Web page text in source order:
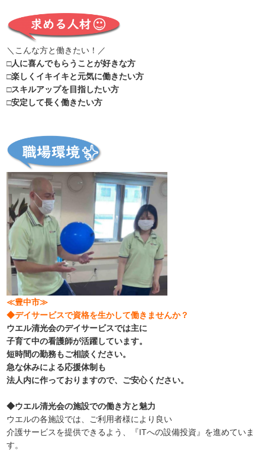
＼こんな方と働きたい！／
□人に喜んでもらうことが好きな方
□楽しくイキイキと元気に働きたい方
□スキルアップを目指したい方
□安定して長く働きたい方
≪豊中市≫
◆デイサービスで資格を生かして働きませんか？
ウエル清光会のデイサービスでは主に
子育て中の看護師が活躍しています。
短時間の勤務もご相談ください。
急な休みによる応援体制も
法人内に作っておりますので、ご安心ください。
◆ウエル清光会の施設での働き方と魅力
ウエルの各施設では、ご利用者様により良い
介護サービスを提供できるよう、『ITへの設備投資』を進めていま
す。